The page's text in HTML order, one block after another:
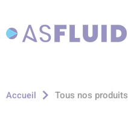
Aller à la recherche
Accueil Tous nos produits